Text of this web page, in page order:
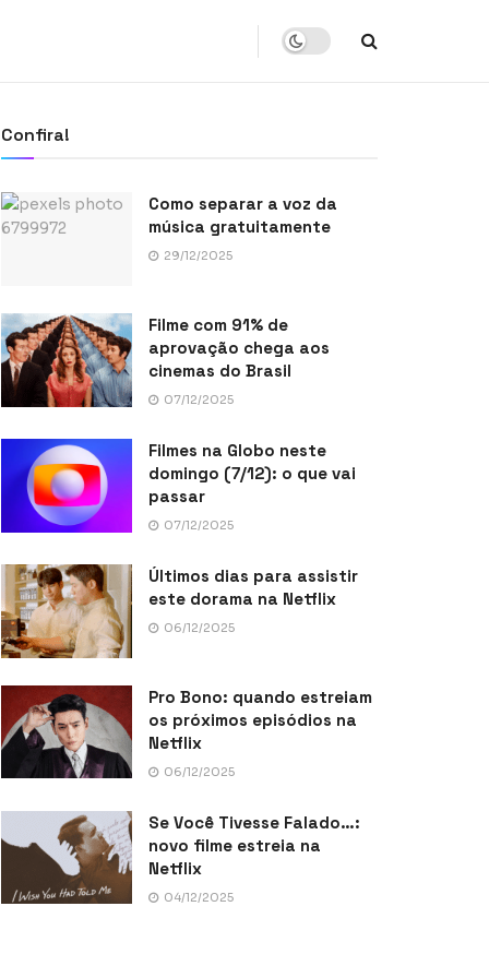
Confira!
Como separar a voz da
música gratuitamente
29/12/2025
Filme com 91% de
aprovação chega aos
cinemas do Brasil
07/12/2025
Filmes na Globo neste
domingo (7/12): o que vai
passar
07/12/2025
Últimos dias para assistir
este dorama na Netflix
06/12/2025
Pro Bono: quando estreiam
os próximos episódios na
Netflix
06/12/2025
Se Você Tivesse Falado…:
novo filme estreia na
Netflix
04/12/2025